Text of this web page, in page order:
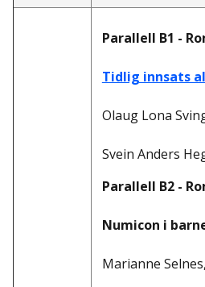
Parallell B1 -
Tidlig innsats
Olaug Lona
Svein Anders
Parallell B2 -
Numicon i
Marianne